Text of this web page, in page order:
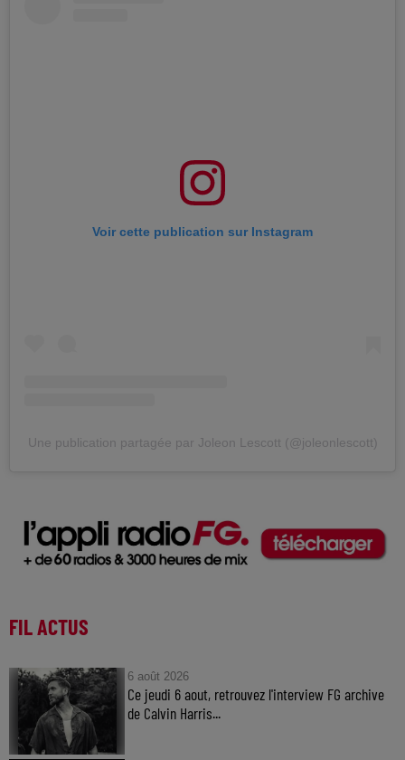
Voir cette publication sur Instagram
Une publication partagée par Joleon Lescott (@joleonlescott)
FIL ACTUS
6 août 2026
Ce jeudi 6 aout, retrouvez l'interview FG archive
de Calvin Harris...